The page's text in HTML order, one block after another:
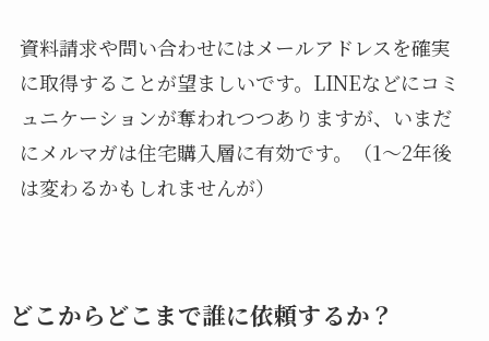
資料請求や問い合わせにはメールアドレスを確実
に取得することが望ましいです。LINEなどにコミ
ュニケーションが奪われつつありますが、いまだ
にメルマガは住宅購入層に有効です。（1〜2年後
は変わるかもしれませんが）
どこからどこまで誰に依頼するか？